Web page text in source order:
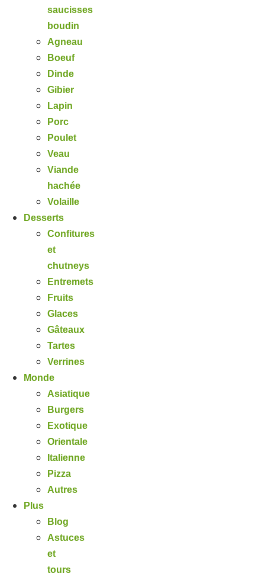
saucisses
boudin
Agneau
Boeuf
Dinde
Gibier
Lapin
Porc
Poulet
Veau
Viande
hachée
Volaille
Desserts
Confitures
et
chutneys
Entremets
Fruits
Glaces
Gâteaux
Tartes
Verrines
Monde
Asiatique
Burgers
Exotique
Orientale
Italienne
Pizza
Autres
Plus
Blog
Astuces
et
tours